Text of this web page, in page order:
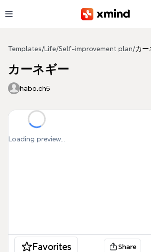
Templates/ Life/Self-improvement plan/カー
カーネギー
habo.ch5
Loading preview...
Favorites Share